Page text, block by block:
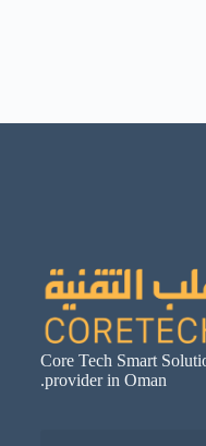
Core Tech Smart
provider in Oman.